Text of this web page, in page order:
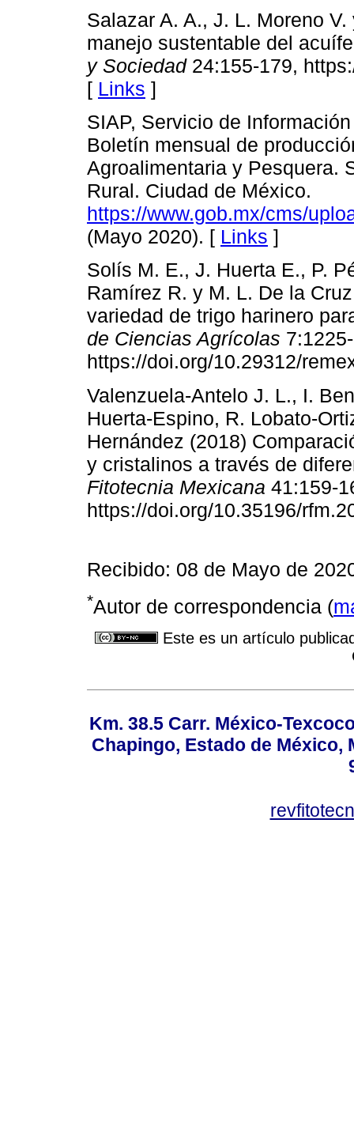
Salazar A. A., J. L. Moreno
manejo sustentable del
y Sociedad24:155-179,
[ Links ]
SIAP, Servicio de
Boletín mensual de
Agroalimentaria y Pesquera.
Rural. Ciudad de México.
https://www.gob.mx/cms/
(Mayo 2020). [ Links ]
Solís M. E., J. Huerta E., P.
Ramírez R. y M. L. De la
variedad de trigo harinero
de Ciencias Agrícolas
https://doi.org/10.29312/
Valenzuela-Antelo J. L., I.
Huerta-Espino, R. Lobato-
Hernández (2018)
y cristalinos a través de
Fitotecnia Mexicana 41:159-
https://doi.org/10.35196/
Recibido: 08 de Mayo de
*Autor de correspondencia (
Este es un artículo
Km. 38.5 Carr. México-
Chapingo, Estado de México,